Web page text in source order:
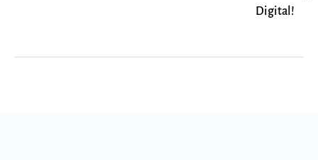
Digital!